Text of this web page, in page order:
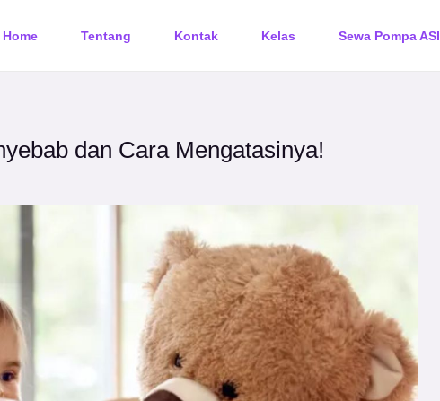
Home Tentang Kontak Kelas Sewa Pompa ASI
dan Cara Mengatasinya!